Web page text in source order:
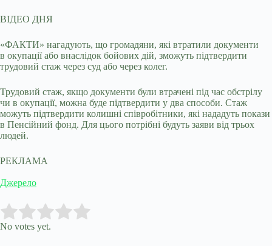
ВІДЕО ДНЯ
«ФАКТИ» нагадують, що громадяни, які втратили документи
в окупації або внаслідок бойових дій, зможуть підтвердити
трудовий стаж через суд або через колег.
Трудовий стаж, якщо документи були втрачені під час обстрілу
чи в окупації, можна буде підтвердити у два способи. Стаж
можуть підтвердити колишні співробітники, які нададуть покази
в Пенсійний фонд. Для цього потрібні будуть заяви від трьох
людей.
РЕКЛАМА
Джерело
Rate this item:
No votes yet.